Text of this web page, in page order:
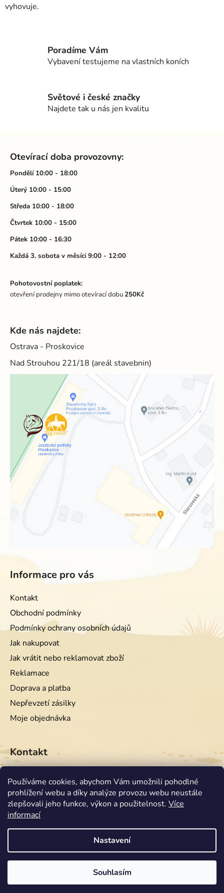
Používáme cookies, abychom Vám umožnili pohodlné
prohlížení webu a díky analýze provozu webu neustále
zlepšovali jeho funkce, výkon a použitelnost. Více
informací
Nastavení
Souhlasím
vyhovuje.
Poradíme Vám
Vybavení testujeme na vlastních koních
Světové i české značky
Najdete tak u nás jen kvalitu
Otevírací doba provozovny:
Pondělí 10:00 - 18:00
Úterý 10:00 - 15:00
Středa 10:00 - 18:00
Čtvrtek 10:00 - 15:00
Pátek 10:00 - 16:30
Každá 3. sobota v měsíci 9:00 - 12:00
Pohotovostní poplatek:
otevření prodejny mimo otevírací dobu250Kč
Kde nás najdete:
Ostrava - Proskovice
Nad Strouhou 221/18 (areál stavebnin)
Informace pro vás
Kontakt
Obchodní podmínky
Podmínky ochrany osobních údajů
Jak nakupovat
Jak vrátit nebo reklamovat zboží
Reklamace
Doprava a platba
Nepřevzetí zásilky
Moje objednávka
Kontakt
info @equiwest.cz
+420724001554
Vytvořil Shoptet
Copyright 2026Equiwest. Všechna práva vyhrazena.